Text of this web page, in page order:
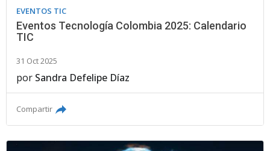
EVENTOS TIC
Eventos Tecnología Colombia 2025: Calendario
TIC
31 Oct 2025
por Sandra Defelipe Díaz
Compartir